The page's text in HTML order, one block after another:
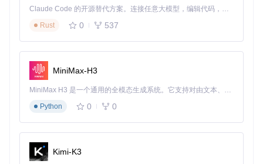
建议设置为数据传输量的2倍，以确保数据预加载的顺利进
// 初始化双缓冲区
TwoWire i2cSlave = TwoWire(0);
i2cSlave.
i2cSlave.setBufferSize
步骤二：优先级队列初始化
创建三个不同优先级的队列，分别用于存储高、中、低优先级
的数据。通过队列管理数据的预加载顺序，确保高优先级数据
优先处理。
// 初始化优先级队列
Claude Code 的开源替代方案。连接任意大模型，编辑代码，运行命令，自动验证 — 全自动执行。用 Rust 构建，极致性能。 ｜ An open-source alternative to Claude Code. Connect any LLM, edit code, run commands, and verify changes — autonomously. Built in Rust for speed. Get Started
Rust
0 537
MiniMax-H3
MiniMax H3 是一个通用的全模态生成系统。它支持对由文本、图像、视频和音频组成的多模态上下文进行统一理解，并能生成分辨率高达 2K、时长可达 15 秒的带原生立体声音频的视频。得益于面向任务泛化的系统设计，H3 在预训练阶段就已具备广泛的多模态上下文理解与生成能力，能够出色地执行复杂的多模态指令。
Python
0 0
Kimi-K3